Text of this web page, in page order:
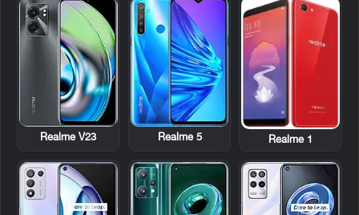
Realme 1
Realme 5
Realme V23